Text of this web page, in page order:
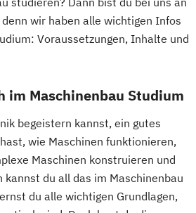
mit Erneuerbaren Energien
Materials Science
Studierende
Fächer
Studierende
Fächer
Mediengestaltung
und intelligente Systeme
Maschinenbau
& Simulation
Robotik
& eHealth
und
wir haben alle wichtigen Infos
Voraussetzungen, Inhalte und
im Maschinenbau Studium
begeistern kannst, ein gutes
wie Maschinen funktionieren,
Maschinen konstruieren und
du all das im Maschinenbau
du alle wichtigen Grundlagen,